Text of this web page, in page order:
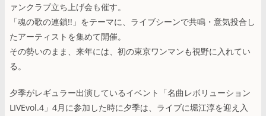
ァンクラブ立ち上げ会も催す。
「魂の歌の連鎖!!」をテーマに、ライブシーンで共鳴・意気投合し
たアーティストを集めて開催。
その勢いのまま、来年には、初の東京ワンマンも視野に入れてい
る。
夕季がレギュラー出演しているイベント「名曲レボリューション
LIVEvol.4」4月に参加した時に夕季は、ライブに堀江淳を迎え入